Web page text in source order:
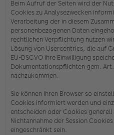
Beim Aufruf der Seiten wird der
Cookies zu Analysezwecken
Verarbeitung der in diesem
personenbezogenen Daten
rechtlichen Verpflichtung nutzen
Lösung von Usercentrics, die auf
EU-DSGVO ihre Einwilligung
Dokumentationspflichten gem. Art.
nachzukommen.
Sie können Ihren Browser so
Cookies informiert werden und
entscheiden oder Cookies generell
Nichtannahme der Session
eingeschränkt sein.